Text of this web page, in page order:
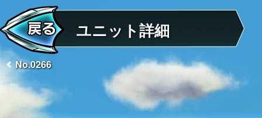
ユニット詳細
No.0266